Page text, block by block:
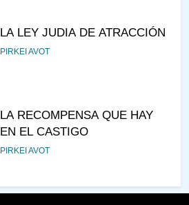
LA LEY JUDIA DE ATRACCIÓN
PIRKEI AVOT
LA RECOMPENSA QUE HAY
EN EL CASTIGO
PIRKEI AVOT